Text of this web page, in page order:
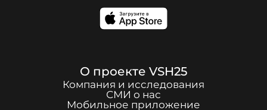
О проекте VSH25
Компания и исследования
СМИ о нас
Мобильное приложение